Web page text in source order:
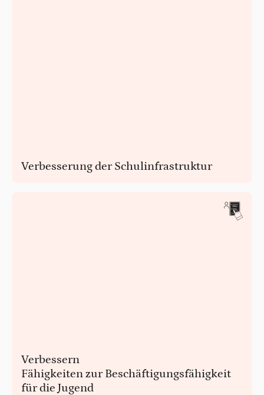
Verbesserung der Schulinfrastruktur
Verbessern
Fähigkeiten zur Beschäftigungsfähigkeit
für die Jugend